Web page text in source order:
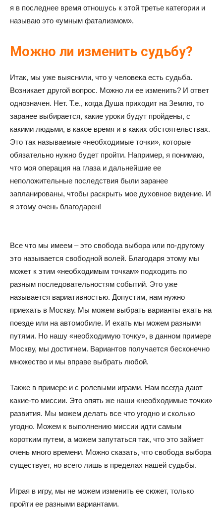
я в последнее время отношусь к этой третье категории и
называю это «умным фатализмом».
Можно ли изменить судьбу?
Итак, мы уже выяснили, что у человека есть судьба.
Возникает другой вопрос. Можно ли ее изменить? И ответ
однозначен. Нет. Т.е., когда Душа приходит на Землю, то
заранее выбирается, какие уроки будут пройдены, с
какими людьми, в какое время и в каких обстоятельствах.
Это так называемые «необходимые точки», которые
обязательно нужно будет пройти. Например, я понимаю,
что моя операция на глаза и дальнейшие ее
неположительные последствия были заранее
запланированы, чтобы раскрыть мое духовное видение. И
я этому очень благодарен!
Все что мы имеем – это свобода выбора или по-другому
это называется свободной волей. Благодаря этому мы
может к этим «необходимым точкам» подходить по
разным последовательностям событий. Это уже
называется вариативностью. Допустим, нам нужно
приехать в Москву. Мы можем выбрать варианты ехать на
поезде или на автомобиле. И ехать мы можем разными
путями. Но нашу «необходимую точку», в данном примере
Москву, мы достигнем. Вариантов получается бесконечно
множество и мы вправе выбрать любой.
Также в примере и с ролевыми играми. Нам всегда дают
какие-то миссии. Это опять же наши «необходимые точки»
развития. Мы можем делать все что угодно и сколько
угодно. Можем к выполнению миссии идти самым
коротким путем, а можем запутаться так, что это займет
очень много времени. Можно сказать, что свобода выбора
существует, но всего лишь в пределах нашей судьбы.
Играя в игру, мы не можем изменить ее сюжет, только
пройти ее разными вариантами.